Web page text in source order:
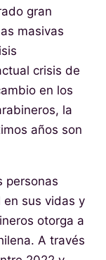
gran
masivas
crisis de
en los
la
años son
personas
en sus vidas y
otorga a
A través